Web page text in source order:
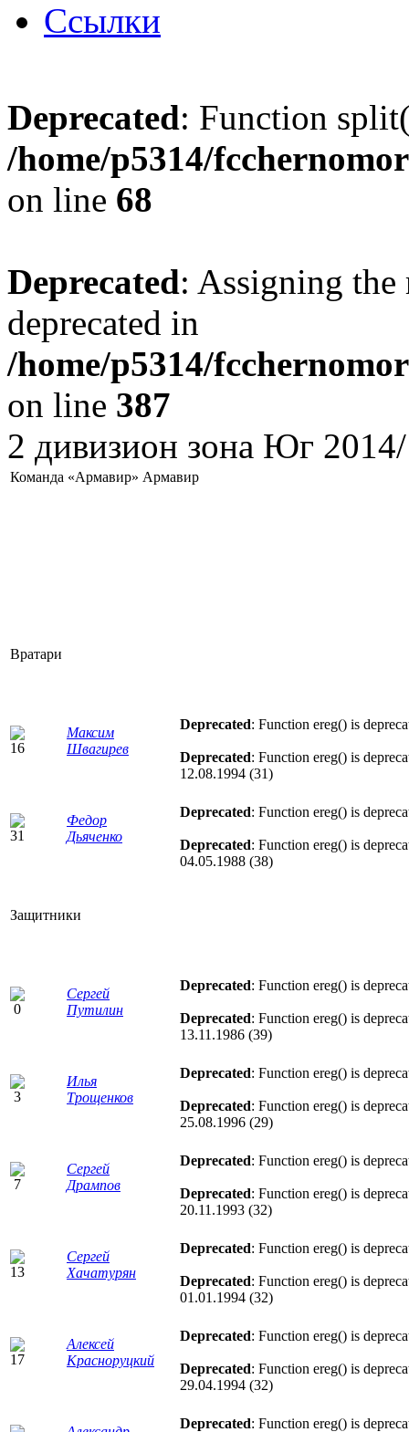
Ссылки
Deprecated: Function
/home/p5314/
on line 68
Deprecated: Assigning the
deprecated in
/home/p5314/
on line 387
2 дивизион зона Юг
Команда «Армавир» Армавир
Вратари
Максим
Швагирев
Deprecated: Function ereg() is
Deprecated: Function ereg() is
12.08.1994 (31)
Федор
Дьяченко
Deprecated: Function ereg() is
Deprecated: Function ereg() is
04.05.1988 (38)
Защитники
Сергей
Путилин
Deprecated: Function ereg() is
Deprecated: Function ereg() is
13.11.1986 (39)
Илья
Трощенков
Deprecated: Function ereg() is
Deprecated: Function ereg() is
25.08.1996 (29)
Сергей
Дрампов
Deprecated: Function ereg() is
Deprecated: Function ereg() is
20.11.1993 (32)
Сергей
Хачатурян
Deprecated: Function ereg() is
Deprecated: Function ereg() is
01.01.1994 (32)
Алексей
Красноруцкий
Deprecated: Function ereg() is
Deprecated: Function ereg() is
29.04.1994 (32)
Deprecated: Function ereg() is